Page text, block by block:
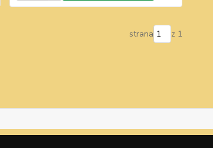
strana z 1